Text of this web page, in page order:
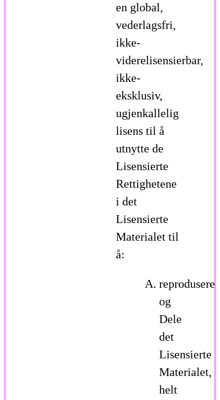
en global,
vederlagsfri,
ikke-
viderelisensierbar,
ikke-
eksklusiv,
ugjenkallelig
lisens til å
utnytte de
Lisensierte
Rettighetene
i det
Lisensierte
Materialet til
å:
reprodusere
og
Dele
det
Lisensierte
Materialet,
helt